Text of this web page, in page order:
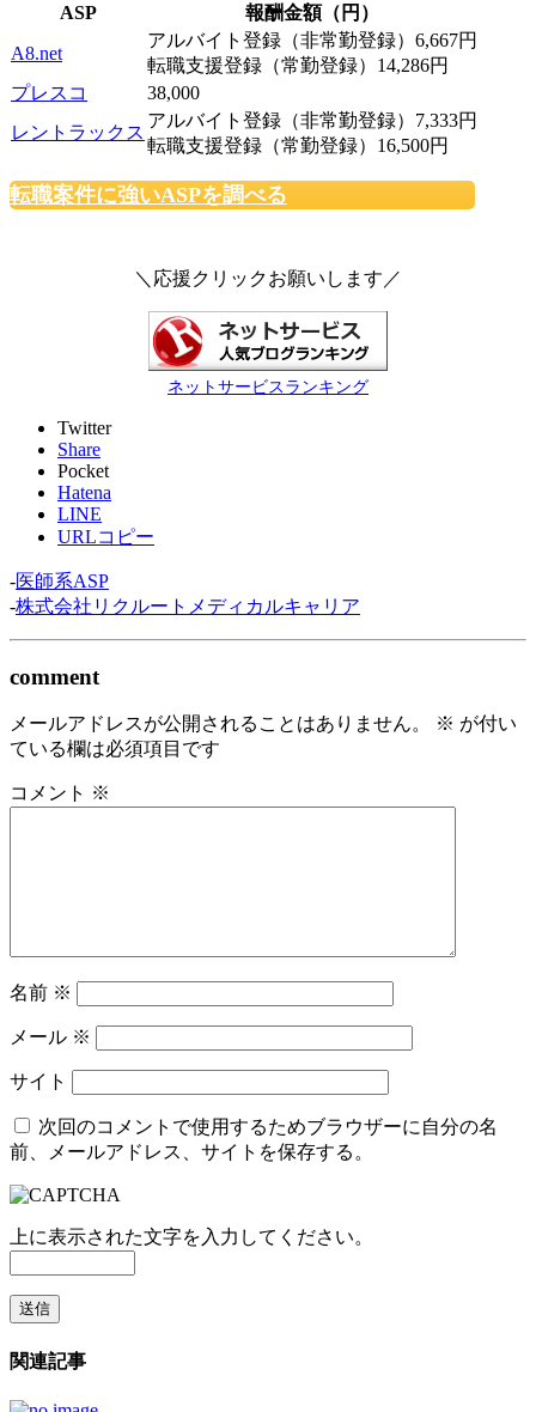
ASP
報酬金額（円）
A8.net
アルバイト登録（非常勤登録）6,667円
転職支援登録（常勤登録）14,286円
プレスコ
38,000
レントラックス
アルバイト登録（非常勤登録）7,333円
転職支援登録（常勤登録）16,500円
転職案件に強いASPを調べる
＼応援クリックお願いします／
ネットサービスランキング
Twitter
Share
Pocket
Hatena
LINE
URLコピー
-医師系ASP
-株式会社リクルートメディカルキャリア
comment
メールアドレスが公開されることはありません。 ※ が付い
ている欄は必須項目です
コメント ※
名前 ※
メール ※
サイト
次回のコメントで使用するためブラウザーに自分の名
前、メールアドレス、サイトを保存する。
上に表示された文字を入力してください。
関連記事